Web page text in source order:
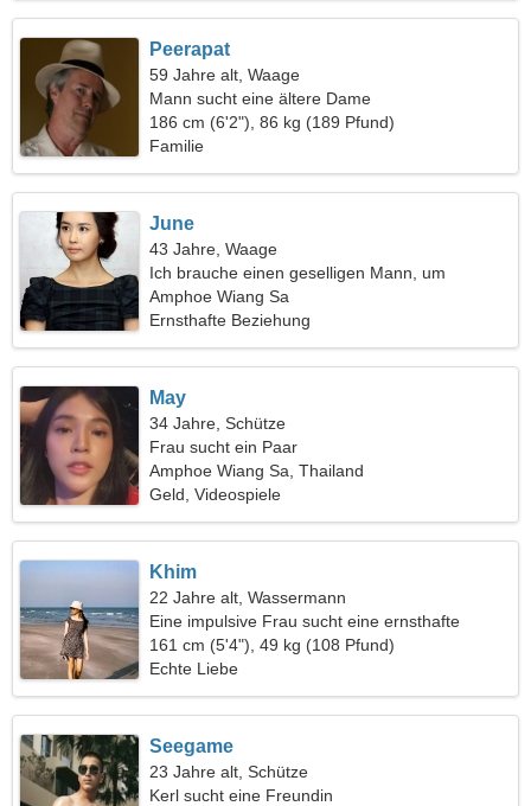
Peerapat
59 Jahre alt, Waage
Mann sucht eine ältere Dame
186 cm (6'2"), 86 kg (189 Pfund)
Familie
June
43 Jahre, Waage
Ich brauche einen geselligen Mann, um
zusammen Ski zu fahren
Amphoe Wiang Sa
Ernsthafte Beziehung
May
34 Jahre, Schütze
Frau sucht ein Paar
Amphoe Wiang Sa, Thailand
Geld, Videospiele
Khim
22 Jahre alt, Wassermann
Eine impulsive Frau sucht eine ernsthafte
Beziehung
161 cm (5'4"), 49 kg (108 Pfund)
Echte Liebe
Seegame
23 Jahre alt, Schütze
Kerl sucht eine Freundin